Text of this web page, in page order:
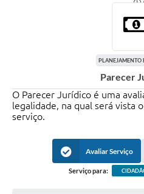
Tributação
Outros Editais
Plano de Contratações Anual
PLANEJAMENTO
Parecer
O Parecer Jurídico é uma
legalidade, na qual será vista
serviço.
Avaliar Serviço
Serviço para: